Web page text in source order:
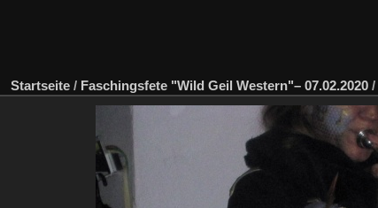
Startseite / Faschingsfete "Wild Geil Western"– 07.02.2020 /